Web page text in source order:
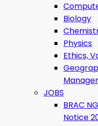
Biology
Physics
Ethics,
JOBS
BRAC
Notice